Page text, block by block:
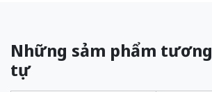
Những sảm phẩm tương
tự